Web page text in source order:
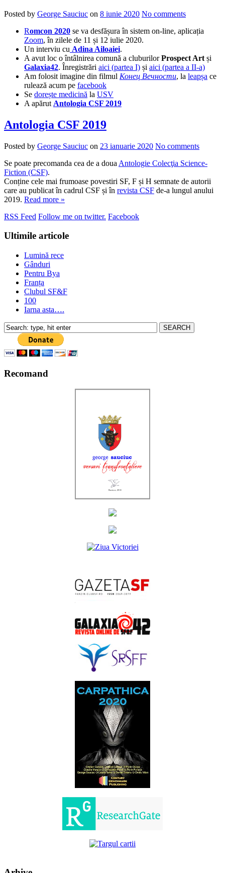
Posted by George Sauciuc on 8 iunie 2020 No comments
Romcon 2020 se va desfășura în sistem on-line, aplicația
Zoom, în zilele de 11 și 12 iulie 2020.
Un interviu cu Adina Ailoaiei.
A avut loc o întâlnirea comună a cluburilorProspect Art și
Galaxia42. Înregistrări aici (partea I) și aici (partea a II-a)
Am folosit imagine din filmul Конец Вечности, la leapșa ce
rulează acum pe facebook
Se dorește medicină la USV
A apărut Antologia CSF 2019
Antologia CSF 2019
Posted by George Sauciuc on 23 ianuarie 2020 No comments
Se poate precomanda cea de a doua Antologie Colecţia Science-
Fiction (CSF).
Conține cele mai frumoase povestiri SF, F și H semnate de autorii
care au publicat în cadrul CSF și în revista CSF de-a lungul anului
2019. Read more »
RSS Feed Follow me on twitter. Facebook
Ultimile articole
Lumină rece
Gânduri
Pentru Bya
Franța
Clubul SF&F
100
Iarna asta….
Recomand